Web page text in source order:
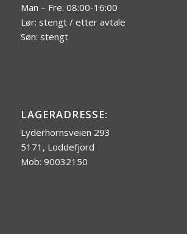
Man – Fre: 08:00-16:00
Lør: stengt / etter avtale
Søn: stengt
LAGERADRESSE:
Lyderhornsveien 293
5171, Loddefjord
Mob: 90032150